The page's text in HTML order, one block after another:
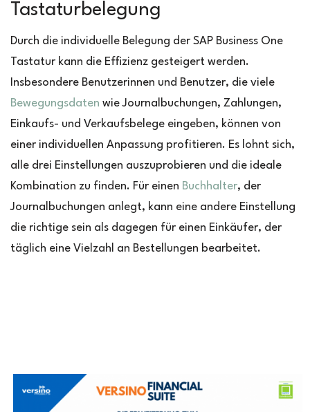
Tastaturbelegung
Durch die individuelle Belegung der SAP Business One
Tastatur kann die Effizienz gesteigert werden.
Insbesondere Benutzerinnen und Benutzer, die viele
Bewegungsdaten wie Journalbuchungen, Zahlungen,
Einkaufs- und Verkaufsbelege eingeben, können von
einer individuellen Anpassung profitieren. Es lohnt sich,
alle drei Einstellungen auszuprobieren und die ideale
Kombination zu finden. Für einen Buchhalter, der
Journalbuchungen anlegt, kann eine andere Einstellung
die richtige sein als dagegen für einen Einkäufer, der
täglich eine Vielzahl an Bestellungen bearbeitet.